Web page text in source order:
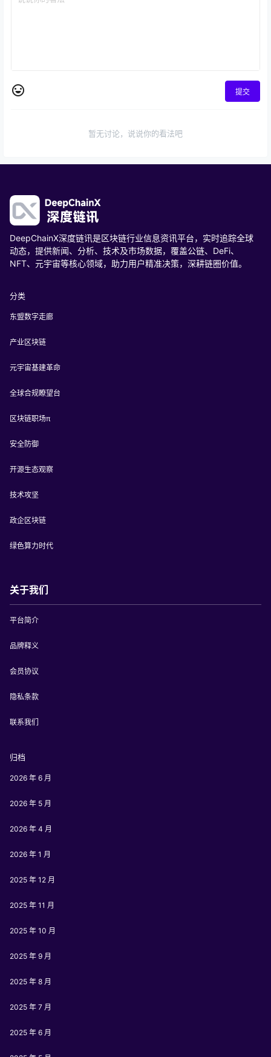
提交
暂无讨论，说说你的看法吧
DeepChainX深度链讯是区块链行业信息资讯平台，实时追踪全球
动态，提供新闻、分析、技术及市场数据，覆盖公链、DeFi、
NFT、元宇宙等核心领域，助力用户精准决策，深耕链圈价值。
分类
东盟数字走廊
产业区块链
元宇宙基建革命
全球合规瞭望台
区块链职场π
安全防御
开源生态观察
技术攻坚
政企区块链
绿色算力时代
关于我们
平台简介
品牌释义
会员协议
隐私条款
联系我们
归档
2026 年 6 月
2026 年 5 月
2026 年 4 月
2026 年 1 月
2025 年 12 月
2025 年 11 月
2025 年 10 月
2025 年 9 月
2025 年 8 月
2025 年 7 月
2025 年 6 月